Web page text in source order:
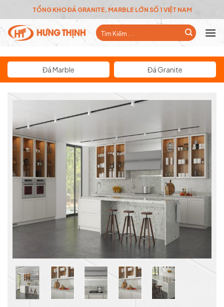
to
content
TỔNG KHO ĐÁ GRANITE, MARBLE LỚN SỐ 1 VIỆT NAM
Tìm
kiếm:
Đá Marble Đá Granite